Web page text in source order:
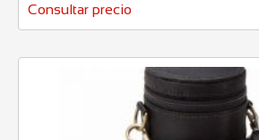
Consultar precio